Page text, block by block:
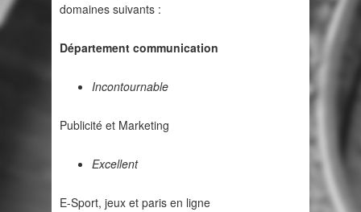
domaines suivants :
Département communication
Incontournable
Publicité et Marketing
Excellent
E-Sport, jeux et paris en ligne